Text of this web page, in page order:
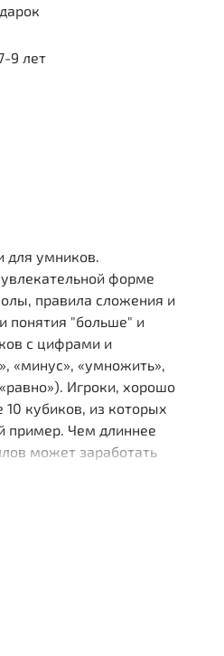
9 лет
для умников.
форме
правила сложения и
понятия "больше" и
с цифрами и
«минус», «умножить»,
Игроки, хорошо
кубиков, из которых
пример. Чем длиннее
может заработать